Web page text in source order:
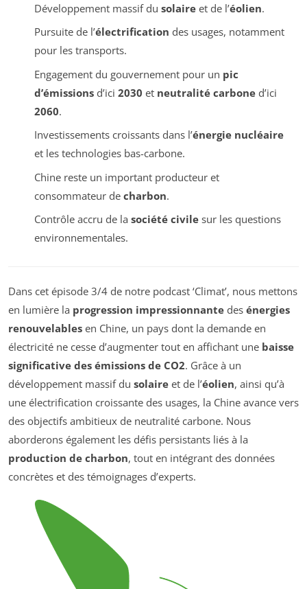
Développement massif du solaireet de l’éolien.
Pursuite de l’électrification des usages, notamment
pour les transports.
Engagement du gouvernement pour un pic
d’émissionsd’ici 2030 et neutralité carboned’ici
2060.
Investissements croissants dans l’énergie nucléaire
et les technologies bas-carbone.
Chine reste un important producteur et
consommateur de charbon.
Contrôle accru de la société civilesur les questions
environnementales.
Dans cet épisode 3/4 de notre podcast ‘Climat’, nous mettons
en lumière la progression impressionnante des énergies
renouvelables en Chine, un pays dont la demande en
électricité ne cesse d’augmenter tout en affichant une baisse
significative des émissions de CO2. Grâce à un
développement massif du solaire et de l’éolien, ainsi qu’à
une électrification croissante des usages, la Chine avance vers
des objectifs ambitieux de neutralité carbone. Nous
aborderons également les défis persistants liés à la
production de charbon, tout en intégrant des données
concrètes et des témoignages d’experts.